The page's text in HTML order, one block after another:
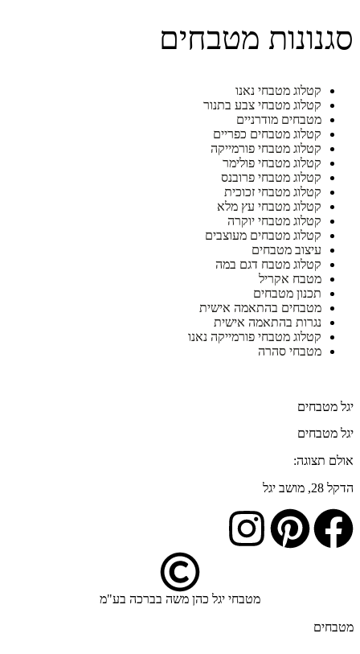
סגנונות מטבחים
קטלוג מטבחי נאנו
קטלוג מטבחי צבע בתנור
מטבחים מודרניים
קטלוג מטבחים כפריים
קטלוג מטבחי פורמייקה
קטלוג מטבחי פולימר
קטלוג מטבחי פרובנס
קטלוג מטבחי זכוכית
קטלוג מטבחי עץ מלא
קטלוג מטבחי יוקרה
קטלוג מטבחים מעוצבים
עיצוב מטבחים
קטלוג מטבח דגם במה
מטבח אקריל
תכנון מטבחים
מטבחים בהתאמה אישית
נגרות בהתאמה אישית
קטלוג מטבחי פורמייקה נאנו
מטבחי סהרה
יגל מטבחים
יגל מטבחים
אולם תצוגה:
הדקל 28, מושב יגל
מטבחי יגל כהן משה בברכה בע"מ
מטבחים